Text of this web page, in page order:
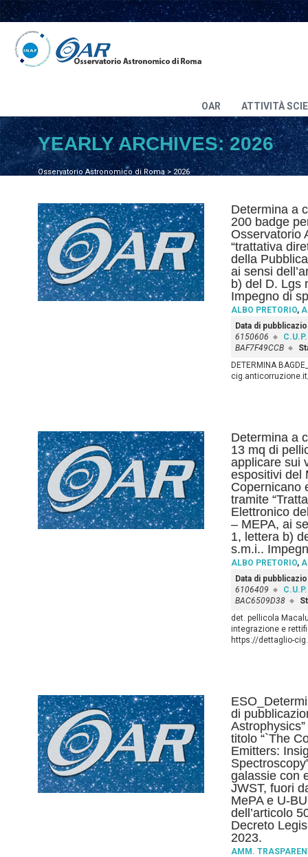
OAR ATTIVITÀ
Osservatorio Astronomico di Roma>2026
YEARLY ARCHIVES:2026
Determina a
200 badge
Osservatorio
“trattativa
della
ai sensi
b) del D. Lgs
Impegno di
ALBO PRETORIO,
Data di
6150606
C.U.P.
BAF7F49CCB
DETERMINA
Determina a
13 mq di
applicare sui
espositivi del
Copernicano
tramite
Elettronico
– MEPA, ai
1, lettera b)
s.m.i..
ALBO PRETORIO,
Data di
6106409
C.U.P.
BAC6509D38
det. pellicola
integrazione e
https://dettaglio-
di
titolo “`The
Emitters:
galassie con
JWST, fuori
MePA e U-
dell’articolo
Decreto
2023.
AMM.